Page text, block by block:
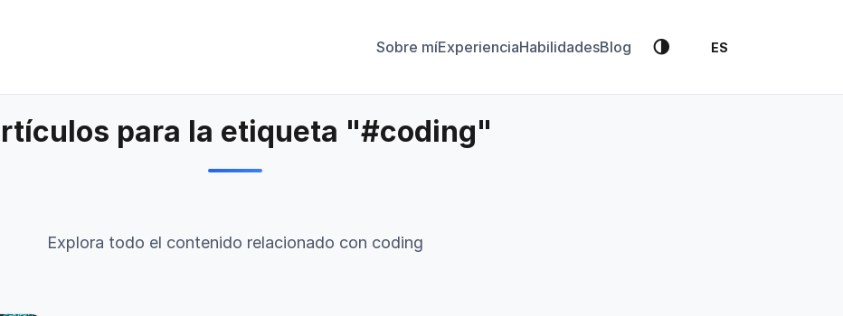
Sobre míExperienciaHabilidadesBlog 🌗 ES
para la etiqueta "#coding"
Explora todo el contenido relacionado con coding